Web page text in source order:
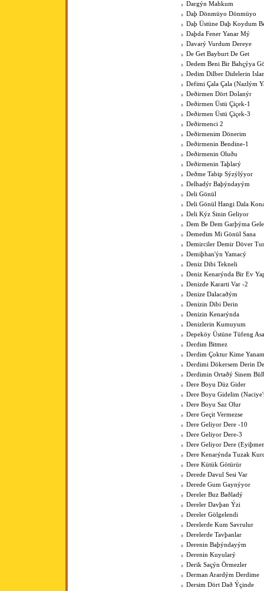
Dargýn Mahkum
Daþ Dönmüyo Dönmüyo
Daþ Üstüne Daþ Koydum
Daþda Fener Yanar Mý
Davarý Vurdum Dereye
De Get Bayburt De Get
Dedem Beni Bir Bahçýya
Dedim Dilber Didelerin
Defimi Çala Çala (Nazlým
Deðirmen Dört Dolanýr
Deðirmen Üstü Çiçek-1
Deðirmen Üstü Çiçek-3
Deðirmenci 2
Deðirmenim Dönerim
Deðirmenin Bendine-1
Deðirmenin Oluðu
Deðirmenin Taþlarý
Deðme Tabip Sýzýlýyor
Delhadýr Baþýndayým
Deli Gönül
Deli Gönül Hangi Dala
Deli Kýz Sinin Geliyor
Dem Be Dem Garþýma
Demedim Mi Gönül Sana
Demirciler Demir Döver
Demiþhan'ýn Yamacý
Deniz Dibi Tekneli
Deniz Kenarýnda Bir Ev
Denizde Kararti Var -2
Denize Dalacaðým
Denizin Dibi Derin
Denizin Kenarýnda
Denizlerin Kumuyum
Depeköy Üstüne Tüfeng
Derdim Bitmez
Derdim Çoktur Kime
Derdimi Dökersem Derin
Derdimin Ortaðý Sinem
Dere Boyu Düz Gider
Dere Boyu Gidelim
Dere Boyu Saz Olur
Dere Geçit Vermezse
Dere Geliyor Dere -10
Dere Geliyor Dere-3
Dere Geliyor Dere
Dere Kenarýnda Tuzak
Dere Kütük Götürür
Derede Davul Sesi Var
Derede Gum Gaynýyor
Dereler Buz Baðladý
Dereler Davþan Ýzi
Dereler Gölgelendi
Derelerde Kum Savrulur
Derelerde Tavþanlar
Derenin Baþýndayým
Derenin Kuyularý
Derik Saçýn Örmezler
Derman Arardým Derdime
Dersim Dört Dað Ýçinde